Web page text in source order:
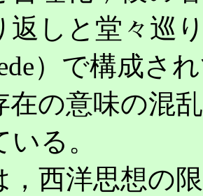
返しと堂々巡
）で構成さ
在の意味の混
る。
西洋思想の